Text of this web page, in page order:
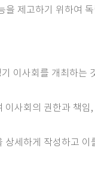
을 제고하기 위하여
이사회를 개최하는
사회의 권한과 책
상세하게 작성하고